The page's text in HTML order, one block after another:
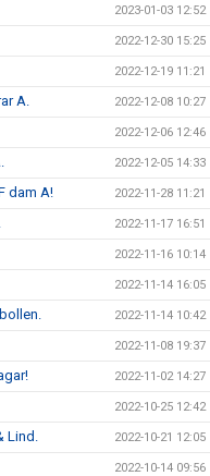
2023-01-03 12:52
2022-12-30 15:25
2022-12-19 11:21
A. 2022-12-08 10:27
2022-12-06 12:46
2022-12-05 14:33
dam A! 2022-11-28 11:21
2022-11-17 16:51
2022-11-16 10:14
2022-11-14 16:05
2022-11-14 10:42
2022-11-08 19:37
2022-11-02 14:27
2022-10-25 12:42
Lind. 2022-10-21 12:05
2022-10-14 09:56